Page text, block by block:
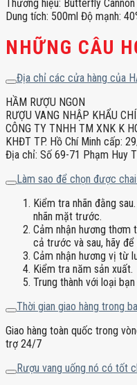
Thương hiệu: Butterfly
Dung tích: 500ml Độ mạnh:
NHỮNG CÂU
Địa chỉ các cửa hàng của
HẦM RƯỢU NGON
RƯỢU VANG NHẬP KHẨU
CÔNG TY TNHH TM XNK K
KHĐT TP. Hồ Chí Minh cấp:
Địa chỉ: Số 69-71 Phạm Huy
Làm sao để chọn được
Kiểm tra nhãn đằng
nhãn mặt trước.
Cảm nhận hương thơm
cả trước và sau, hãy
Cảm nhận hương vị từ
Kiểm tra năm sản xuất.
Trung thành với loại
Thời gian giao hàng trong
Giao hàng toàn quốc trong
trợ 24/7
Rượu vang uống nó có tốt